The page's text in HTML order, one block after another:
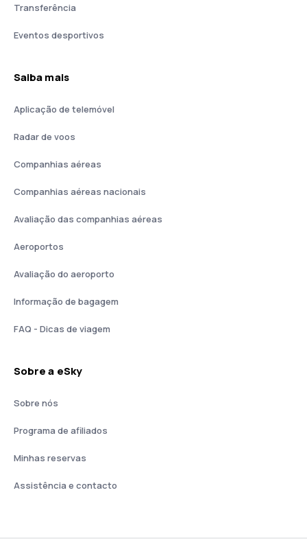
Transferência
Eventos desportivos
Saiba mais
Aplicação de telemóvel
Radar de voos
Companhias aéreas
Companhias aéreas nacionais
Avaliação das companhias aéreas
Aeroportos
Avaliação do aeroporto
Informação de bagagem
FAQ - Dicas de viagem
Sobre a eSky
Sobre nós
Programa de afiliados
Minhas reservas
Assistência e contacto